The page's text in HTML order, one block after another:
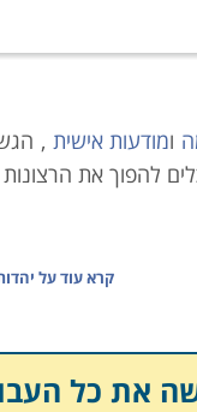
ומודעות אישית ,
להפוך את
יד של כל אחד,
קרא עוד על
את כל